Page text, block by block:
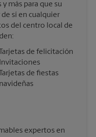
más para que su
sí en cualquier
del centro local de
Tarjetas de felicitación
Invitaciones
Tarjetas de fiestas
navideñas
expertos en